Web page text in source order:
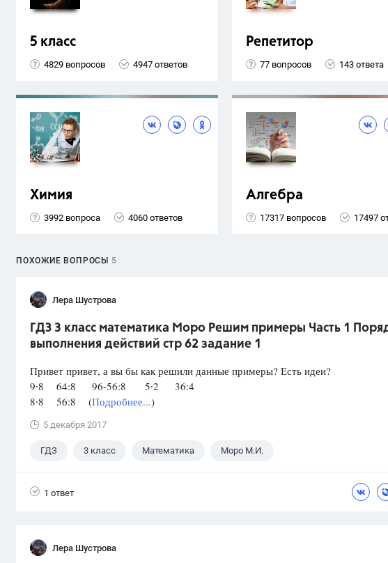
5 класс
4829 вопросов 4947 ответов
Репетитор
77 вопросов 143 ответа
Химия
3992 вопроса 4060 ответов
Алгебра
17317 вопросов 17497
ПОХОЖИЕ ВОПРОСЫ 5
Лера Шустрова
ГДЗ 3 класс математика Моро Решим примеры Часть 1
выполнения действий стр 62 задание 1
Привет привет, а вы бы как решили данные примеры? Есть идеи?
9∙8 64:8 96-56:8 5∙2 36:4
8∙8 56:8 (Подробнее...)
5 декабря 2017
ГДЗ 3 класс Математика Моро М.И.
1 ответ
Лера Шустрова